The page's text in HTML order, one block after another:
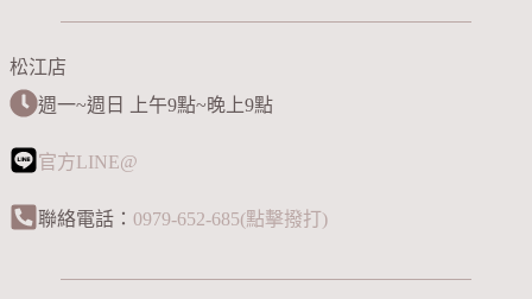
松江店
週一~週日 上午9點~晚上9點
官方LINE@
聯絡電話： 0979-652-685(點擊撥打)